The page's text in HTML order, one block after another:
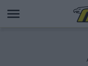
Παράκαμψη
προς